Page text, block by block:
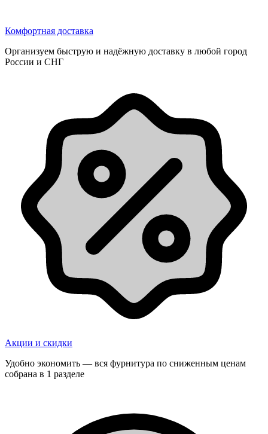
Комфортная доставка
Организуем быструю и надёжную доставку в любой город
России и СНГ
Акции и скидки
Удобно экономить — вся фурнитура по сниженным ценам
собрана в 1 разделе